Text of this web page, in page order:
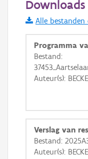
Informatie
i
+ −
Basis Lagen
Downloads
Alle
Programma
Bestand:
Auteur(s):
Verslag van
Bestand:
Auteur(s):